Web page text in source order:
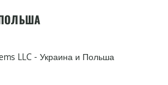
LLC - Украина и Польша